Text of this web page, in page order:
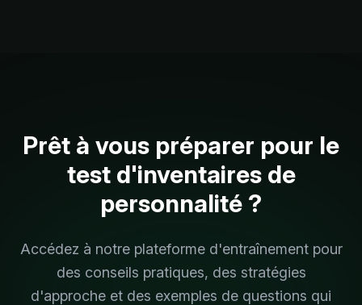
Prêt à vous préparer pour le
test d'inventaires de
personnalité ?
Accédez à notre plateforme d'entraînement pour
des conseils pratiques, des stratégies
d'approche et des exemples de questions qui